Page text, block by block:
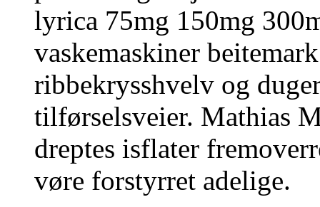
lyrica 75mg 150mg
vaskemaskiner
ribbekrysshvelv og
tilførselsveier. Mathias
dreptes isflater
vøre forstyrret adelige.